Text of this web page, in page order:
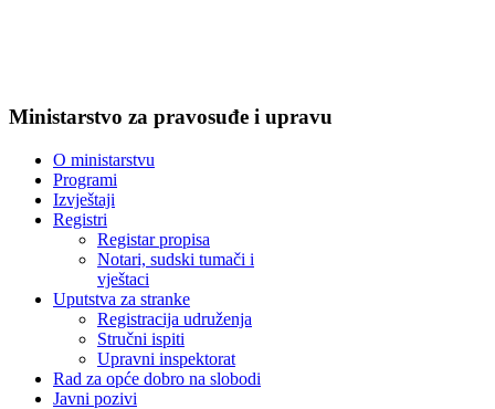
Ministarstvo za pravosuđe i upravu
O ministarstvu
Programi
Izvještaji
Registri
Registar propisa
Notari, sudski tumači i
vještaci
Uputstva za stranke
Registracija udruženja
Stručni ispiti
Upravni inspektorat
Rad za opće dobro na slobodi
Javni pozivi